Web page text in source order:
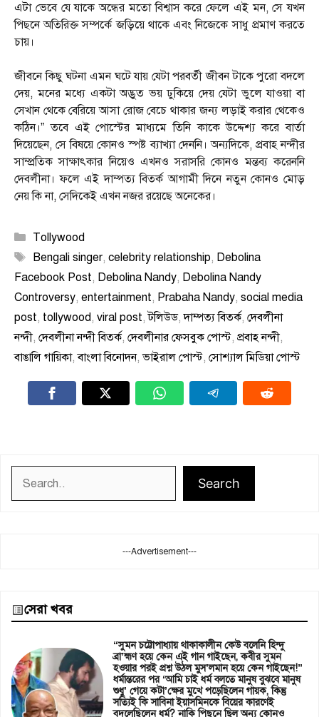
এটা ভেবে যে যাকে অন্ধের মতো বিশ্বাস করে ফেলে এই মন, সে যখন
পিছনে অতিরিক্ত সম্পর্কে জড়িয়ে থাকে এবং নিজেকে সাধু প্রমাণ করতে
চায়।
জীবনে কিছু ঘটনা এমন ঘটে যায় যেটা পরবর্তী জীবন টাকে পুরো বদলে
দেয়, মনের মধ্যে একটা অদ্ভুত ভয় ঢুকিয়ে দেয় যেটা ভুলে যাওয়া বা
সেখান থেকে বেরিয়ে আসা রোজ বেচে থাকার জন্য লড়াই করার থেকেও
কঠিন।” তবে এই পোস্টের মাধ্যমে তিনি কাকে উদ্দেশ্য করে বার্তা
দিয়েছেন, সে বিষয়ে কোনও স্পষ্ট ব্যাখ্যা দেননি। অন্যদিকে, প্রবাহ নন্দীর
সাম্প্রতিক সাক্ষাৎকার নিয়েও এখনও সরাসরি কোনও মন্তব্য করেননি
দেবলীনা। ফলে এই দাম্পত্য বিতর্ক আগামী দিনে নতুন কোনও মোড়
নেয় কি না, সেদিকেই এখন নজর রয়েছে অনেকের।
Categories
Tollywood
Tags
Bengali singer, celebrity relationship, Debolina
Facebook Post, Debolina Nandy, Debolina Nandy
Controversy, entertainment, Prabaha Nandy, social media
post, tollywood, viral post,টলিউড,দাম্পত্য বিতর্ক, দেবলীনা
নন্দী, দেবলীনা নন্দী বিতর্ক, দেবলীনার ফেসবুক পোস্ট, প্রবাহ নন্দী,
বাঙালি গায়িকা,বাংলা বিনোদন,ভাইরাল পোস্ট, সোশ্যাল মিডিয়া পোস্ট
Search
---Advertisement---
সেরা খবর
“সুমন চট্টোপাধ্যায় থাকাকালীন কেউ বলেনি হিন্দু
ব্রা’হ্মণ হয়ে কেন এই গান গাইছেন, কবীর সুমন
হওয়ার পরই প্রশ্ন উঠল মুস’লমান হয়ে কেন গাইছেন!”
ধর্মান্তরের পর ‘আমি চাই ধর্ম বলতে মানুষ বুঝবে মানুষ
শুধু’ গেয়ে কটা’ক্ষের মুখে পড়েছিলেন গায়ক, কিন্তু
সত্যিই কি সাবিনা ইয়াসমিনকে বিয়ের কারণেই
বদলেছিলেন ধর্ম? নাকি পিছনে ছিল অন্য কোনও